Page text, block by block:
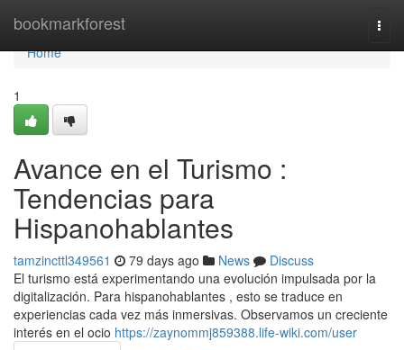
bookmarkforest
Home
Home
1
Avance en el Turismo :
Tendencias para
Hispanohablantes
tamzincttl349561 79 days ago News
Discuss
El turismo está experimentando una evolución impulsada por la
digitalización. Para hispanohablantes , esto se traduce en
experiencias cada vez más inmersivas. Observamos un creciente
interés en el ocio https://zaynommj859388.life-wiki.com/user